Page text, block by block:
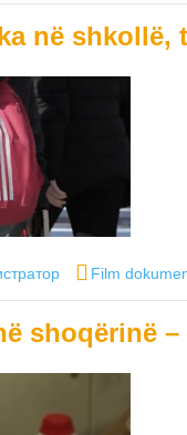
në
Categories
Film
shoqërinë